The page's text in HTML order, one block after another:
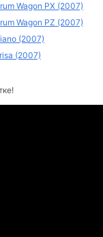
Wagon PX (2007)
Wagon PZ (2007)
(2007)
(2007)